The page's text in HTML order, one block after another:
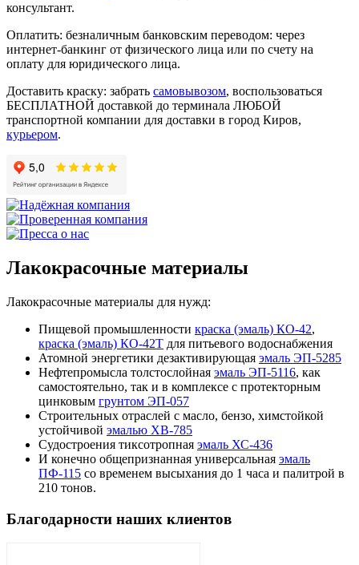
консультант.
Оплатить: безналичным банковским переводом: через
интернет-банкинг от физического лица или по счету на
оплату для юридического лица.
Доставить краску: забрать самовывозом, воспользоваться
БЕСПЛАТНОЙ доставкой до терминала ЛЮБОЙ
транспортной компании для доставки в город Киров,
курьером.
Лакокрасочные материалы
Лакокрасочные материалы для нужд:
Пищевой промышленности краска (эмаль) КО-42,
краска (эмаль) КО-42Т для питьевого водоснабжения
Атомной энергетики дезактивирующая эмаль ЭП-5285
Нефтепромысла толстослойная эмаль ЭП-5116, как
самостоятельно, так и в комплексе с протекторным
цинковым грунтом ЭП-057
Строительных отраслей с масло, бензо, химстойкой
устойчивой эмалью ХВ-785
Судостроения тиксотропная эмаль ХС-436
И конечно общепризнанная универсальная эмаль
ПФ-115 со временем высыхания до 1 часа и палитрой в
210 тонов.
Благодарности наших клиентов